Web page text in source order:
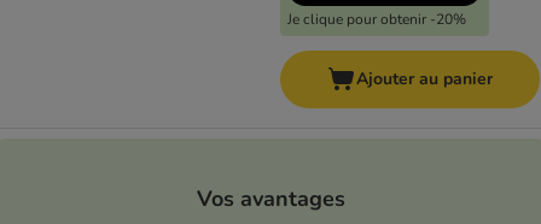
Je clique pour obtenir -20%
Ajouter au panier
Vos avantages